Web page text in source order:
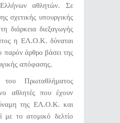
αθλητών. Σε
σχετικής υπουργικής
διάρκεια διεξαγωγής
η ΕΛ.Ο.Κ. δύναται
παρόν άρθρο βάσει της
απόφασης.
Πρωταθλήματος
αθλητές που έχουν
της ΕΛ.Ο.Κ. και
με το ατομικό δελτίο